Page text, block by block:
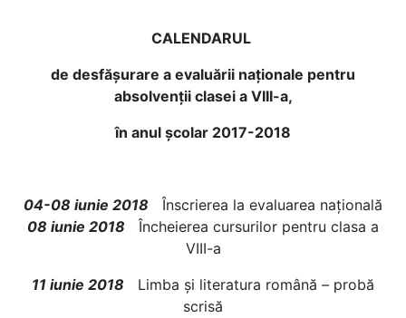
CALENDARUL
de desfăşurare a evaluării naţionale pentru
absolvenții clasei a VIII-a,
în anul şcolar 2017-2018
04-08 iunie 2018 Înscrierea la evaluarea națională
08 iunie 2018 Încheierea cursurilor pentru clasa a
VIII-a
11 iunie 2018 Limba şi literatura română – probă
scrisă